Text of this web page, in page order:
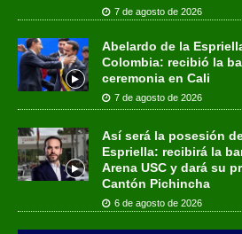
7 de agosto de 2026
Abelardo de la
Colombia: recibió la
ceremonia en Cali
7 de agosto de 2026
Así será la posesión
Espriella: recibirá la
Arena USC y dará su
Cantón Pichincha
6 de agosto de 2026